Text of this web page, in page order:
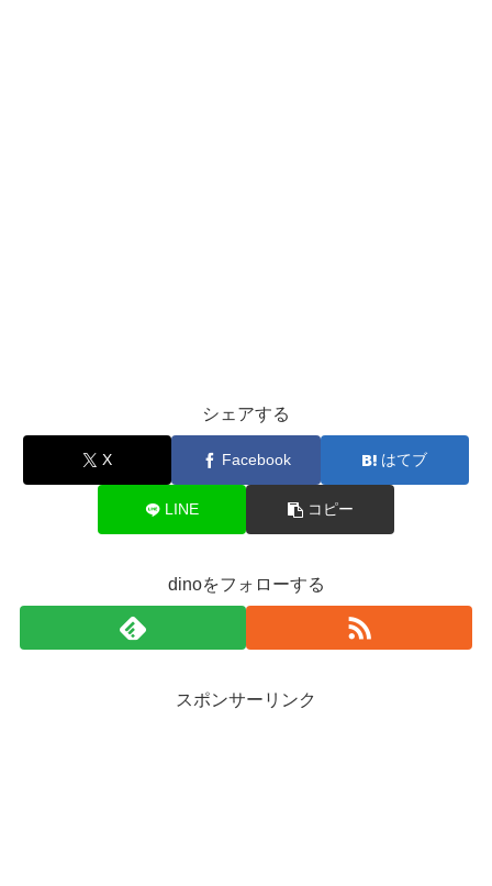
シェアする
X Facebook はてブ
LINE コピー
dinoをフォローする
スポンサーリンク